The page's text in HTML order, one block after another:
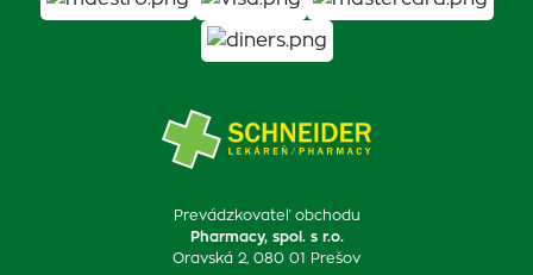
Prevádzkovateľ obchodu
Pharmacy, spol. s r.o.
Oravská 2, 080 01 Prešov